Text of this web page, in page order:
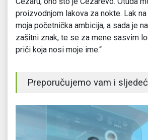
proizvodnjom lakova za nokte. Lak
moja početnička ambicija, a sada je
zašitni znak, te se za mene sasvim
priči koja nosi moje ime.“
Preporučujemo vam i